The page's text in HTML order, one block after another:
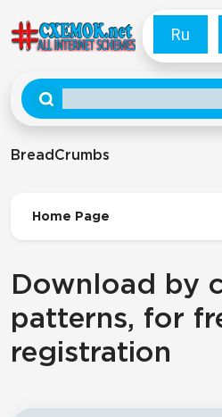
Ru
BreadCrumbs
Home Page
Download by
patterns, for
registration